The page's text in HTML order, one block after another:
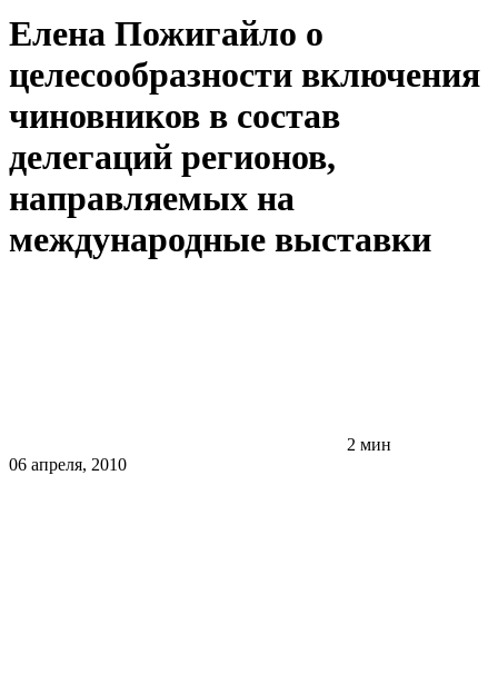
Елена Пожигайло о
целесообразности включения
чиновников в состав
делегаций регионов,
направляемых на
международные выставки
2 мин
06 апреля, 2010